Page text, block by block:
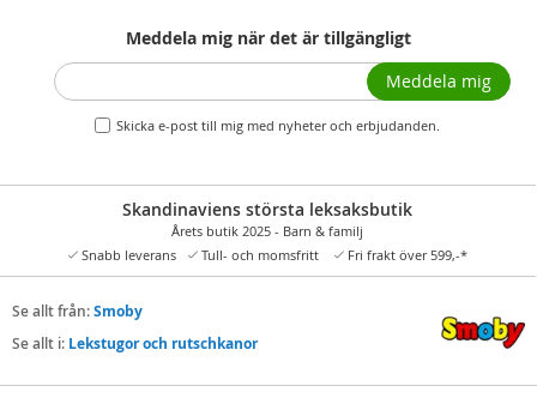
Meddela mig när det är tillgängligt
Skicka e-post till mig med nyheter och erbjudanden.
Meddela mig
Skandinaviens största leksaksbutik
Årets butik 2025 - Barn & familj
Snabb leverans
Tull- och momsfritt Fri frakt över 599,-*
Se allt från:Smoby
Se allt i: Lekstugor och rutschkanor